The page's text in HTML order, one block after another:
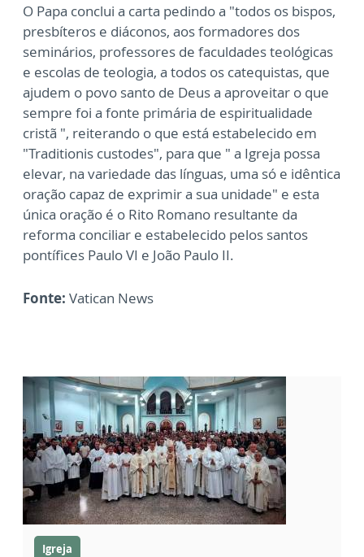
O Papa conclui a carta pedindo a "todos os bispos,
presbíteros e diáconos, aos formadores dos
seminários, professores de faculdades teológicas
e escolas de teologia, a todos os catequistas, que
ajudem o povo santo de Deus a aproveitar o que
sempre foi a fonte primária de espiritualidade
cristã ", reiterando o que está estabelecido em
"Traditionis custodes", para que " a Igreja possa
elevar, na variedade das línguas, uma só e idêntica
oração capaz de exprimir a sua unidade" e esta
única oração é o Rito Romano resultante da
reforma conciliar e estabelecido pelos santos
pontífices Paulo VI e João Paulo II.
Fonte: Vatican News
Igreja